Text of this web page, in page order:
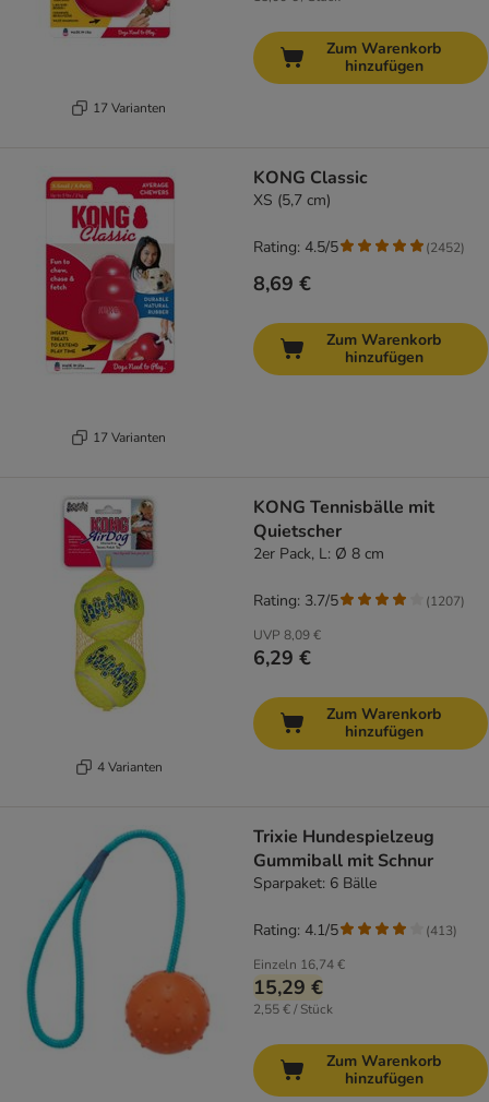
17 Varianten
Zum Warenkorb
hinzufügen
17 Varianten
KONG Classic
XS (5,7 cm)
8,69 €
Rating: 4.5/5 (2452)
Zum Warenkorb
hinzufügen
4 Varianten
KONG Tennisbälle mit
Quietscher
2er Pack, L: Ø 8 cm
UVP 8,09 €
6,29 €
Rating: 3.7/5 (1207)
Zum Warenkorb
hinzufügen
Trixie Hundespielzeug
Gummiball mit Schnur
Sparpaket: 6 Bälle
Einzeln 16,74 €
15,29 €
2,55 € / Stück
Rating: 4.1/5 (413)
Zum Warenkorb
hinzufügen